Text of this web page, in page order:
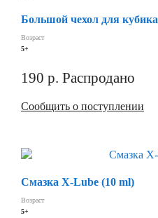
Большой чехол для кубика
Возраст
5+
190 р. Распродано
Сообщить о поступлении
Смазка X-Lube (10 ml)
Возраст
5+